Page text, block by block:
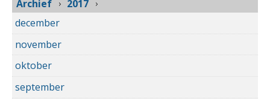
Archief
2017
december
november
oktober
september